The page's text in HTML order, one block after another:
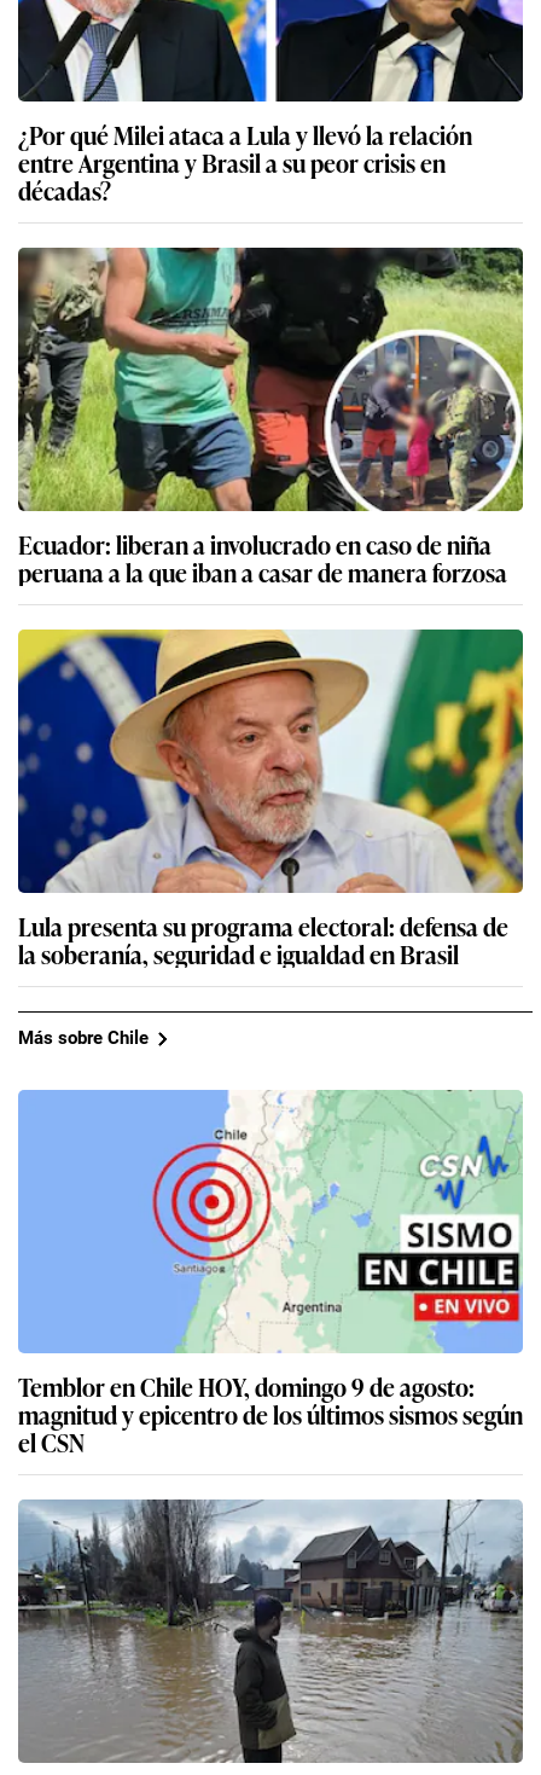
¿Por qué Milei ataca a Lula y llevó la relación
entre Argentina y Brasil a su peor crisis en
décadas?
Ecuador: liberan a involucrado en caso de niña
peruana a la que iban a casar de manera forzosa
Lula presenta su programa electoral: defensa de
la soberanía, seguridad e igualdad en Brasil
Más sobre Chile
Temblor en Chile HOY, domingo 9 de agosto:
magnitud y epicentro de los últimos sismos según
el CSN